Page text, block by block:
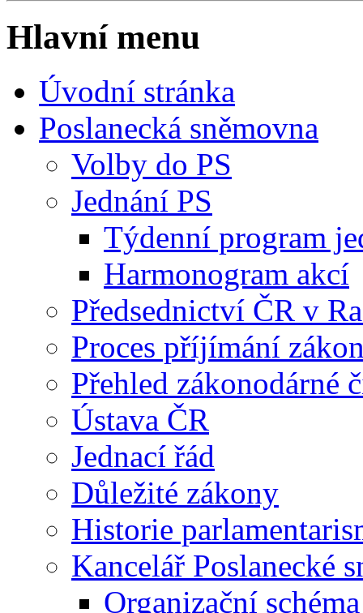
Hlavní menu
Úvodní stránka
Poslanecká sněmovna
Volby do PS
Jednání PS
Týdenní program
Harmonogram akcí
Předsednictví ČR v
Proces příjímání
Přehled zákonodárné
Ústava ČR
Jednací řád
Důležité zákony
Historie
Kancelář Poslanecké
Organizační schéma